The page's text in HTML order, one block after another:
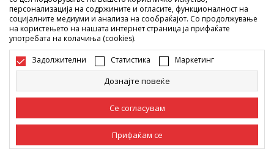
Не е дозволено превземање или користење на содржината од
интернет страните на Sport Vision, делумно или целосно a се
однесува на логоа, трговски марки, комерцијални содржини, ниту
истите да се отстапуваат на трети лица, јавно да се објавуваат или да
се користат за било какви цели, без писмена согласност од БДС.МК
ДООЕЛ.
Настојуваме да бидеме што попрецизни во описот на производот,
фотографијата и самата цена, но не можеме да гарантираме дака
сите информации се комплетни и без грешка. Сите прикажани
дека мораат да се достапни во секој момент. Достапноста на
производите може да ја проверите и на телефонскиот број 02 3055
222.
©2026www.sportvision.mk, ИзработкаNB SOFT. Сите права задржани.
персонализација на содржините и огласите, функционалност на
социјалните медиуми и анализа на сообраќајот. Со продолжување
на користењето на нашата интернет страница ја прифаќате
употребата на колачиња (cookies).
Задолжителни Статистика Маркетинг
Дознајте повеќе
Се согласувам
Прифаќам се